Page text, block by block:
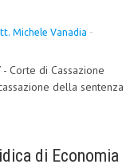
Michele Vanadia -
Corte di Cassazione
della sentenza
di Economia